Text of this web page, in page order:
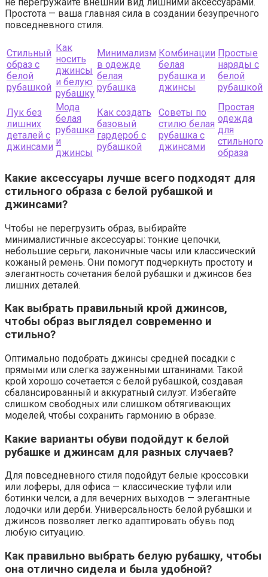
Простота — ваша главная сила в создании безупречного
повседневного стиля.
Стильный
образ с
белой
рубашкой
Как
носить
джинсы
и белую
рубашку
Минимализм
в одежде
белая
рубашка
Комбинации
белая
рубашка и
джинсы
Простые
наряды с
белой
рубашкой
Лук без
лишних
деталей с
джинсами
Мода
белая
рубашка
и
джинсы
Как создать
базовый
гардероб с
рубашкой
Советы по
стилю белая
рубашка с
джинсами
Простая
одежда
для
стильного
образа
Какие аксессуары лучше всего подходят для
стильного образа с белой рубашкой и
джинсами?
Чтобы не перегрузить образ, выбирайте
минималистичные аксессуары: тонкие цепочки,
небольшие серьги, лаконичные часы или классический
кожаный ремень. Они помогут подчеркнуть простоту и
элегантность сочетания белой рубашки и джинсов без
лишних деталей.
Как выбрать правильный крой джинсов,
чтобы образ выглядел современно и
стильно?
Оптимально подобрать джинсы средней посадки с
прямыми или слегка зауженными штанинами. Такой
крой хорошо сочетается с белой рубашкой, создавая
сбалансированный и аккуратный силуэт. Избегайте
слишком свободных или слишком обтягивающих
моделей, чтобы сохранить гармонию в образе.
Какие варианты обуви подойдут к белой
рубашке и джинсам для разных случаев?
Для повседневного стиля подойдут белые кроссовки
или лоферы, для офиса — классические туфли или
ботинки челси, а для вечерних выходов — элегантные
лодочки или дерби. Универсальность белой рубашки и
джинсов позволяет легко адаптировать обувь под
любую ситуацию.
Как правильно выбрать белую рубашку, чтобы
она отлично сидела и была удобной?